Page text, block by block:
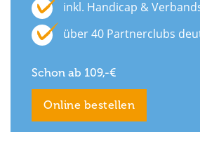
inkl. Handicap &
über 40 Partnerclubs
Schon ab 109,-€
Online bestellen